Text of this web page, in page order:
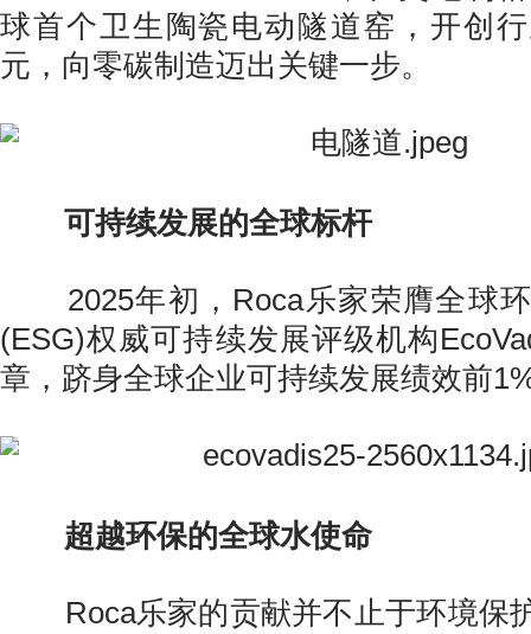
球首个卫生陶瓷电动隧道窑，开创
元，向零碳制造迈出关键一步。
可持续发展的全球标杆
2025年初，Roca乐家荣膺全球环
(ESG)权威可持续发展评级机构
章，跻身全球企业可持续发展绩效前
超越环保的全球水使命
Roca乐家的贡献并不止于环境保